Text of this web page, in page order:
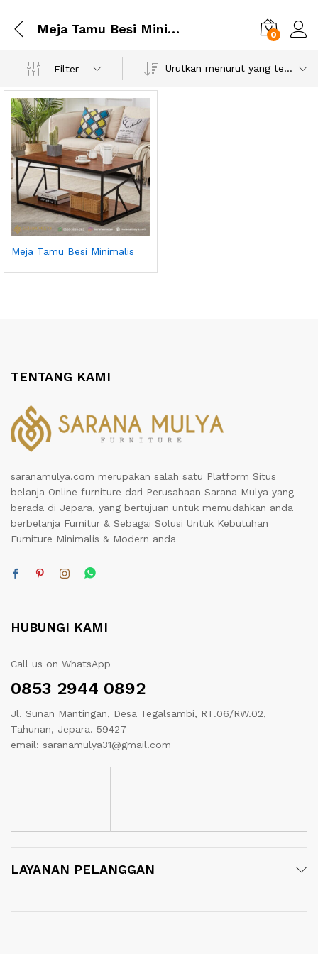
Meja Tamu Besi Minimalis 0
Filter Urutkan menurut yang terbaru
Meja Tamu Besi Minimalis
TENTANG KAMI
saranamulya.com merupakan salah satu Platform Situs
belanja Online furniture dari Perusahaan Sarana Mulya yang
berada di Jepara, yang bertujuan untuk memudahkan anda
berbelanja Furnitur & Sebagai Solusi Untuk Kebutuhan
Furniture Minimalis & Modern anda
HUBUNGI KAMI
Call us on WhatsApp
0853 2944 0892
Jl. Sunan Mantingan, Desa Tegalsambi, RT.06/RW.02,
Tahunan, Jepara. 59427
email: saranamulya31@gmail.com
LAYANAN PELANGGAN